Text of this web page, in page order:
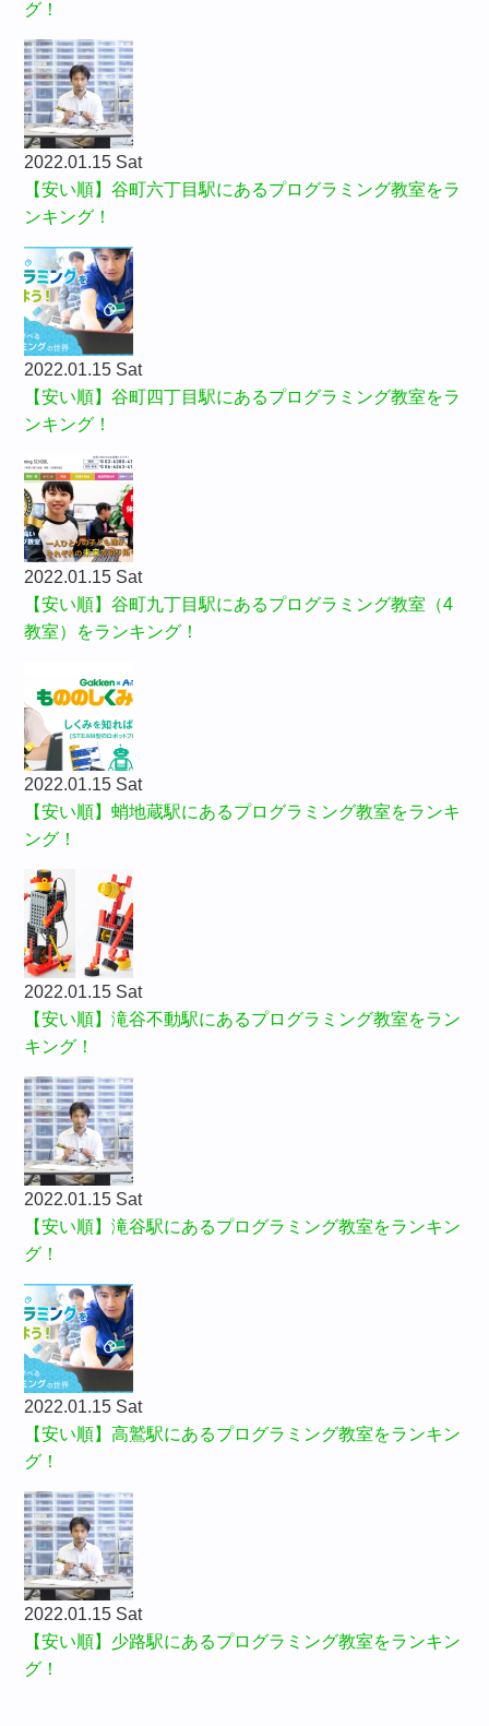
グ！
2022.01.15 Sat
【安い順】谷町六丁目駅にあるプログラミング教室をラ
ンキング！
2022.01.15 Sat
【安い順】谷町四丁目駅にあるプログラミング教室をラ
ンキング！
2022.01.15 Sat
【安い順】谷町九丁目駅にあるプログラミング教室（4
教室）をランキング！
2022.01.15 Sat
【安い順】蛸地蔵駅にあるプログラミング教室をランキ
ング！
2022.01.15 Sat
【安い順】滝谷不動駅にあるプログラミング教室をラン
キング！
2022.01.15 Sat
【安い順】滝谷駅にあるプログラミング教室をランキン
グ！
2022.01.15 Sat
【安い順】高鷲駅にあるプログラミング教室をランキン
グ！
2022.01.15 Sat
【安い順】少路駅にあるプログラミング教室をランキン
グ！